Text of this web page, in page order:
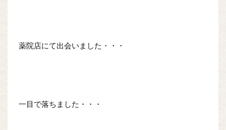
薬院店にて出会いました・・・
一目で落ちました・・・